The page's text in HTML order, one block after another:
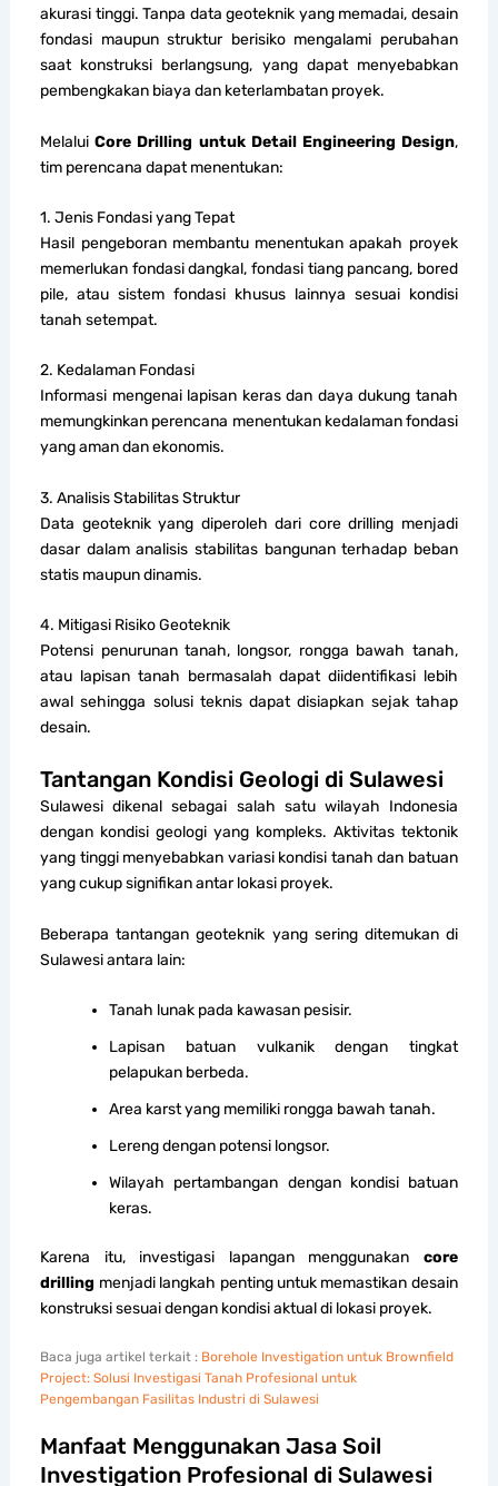
akurasi tinggi. Tanpa data geoteknik yang memadai, desain
fondasi maupun struktur berisiko mengalami perubahan
saat konstruksi berlangsung, yang dapat menyebabkan
pembengkakan biaya dan keterlambatan proyek.
MelaluiCore Drilling untuk Detail Engineering Design,
tim perencana dapat menentukan:
1. Jenis Fondasi yang Tepat
Hasil pengeboran membantu menentukan apakah proyek
memerlukan fondasi dangkal, fondasi tiang pancang, bored
pile, atau sistem fondasi khusus lainnya sesuai kondisi
tanah setempat.
2. Kedalaman Fondasi
Informasi mengenai lapisan keras dan daya dukung tanah
memungkinkan perencana menentukan kedalaman fondasi
yang aman dan ekonomis.
3. Analisis Stabilitas Struktur
Data geoteknik yang diperoleh dari core drilling menjadi
dasar dalam analisis stabilitas bangunan terhadap beban
statis maupun dinamis.
4. Mitigasi Risiko Geoteknik
Potensi penurunan tanah, longsor, rongga bawah tanah,
atau lapisan tanah bermasalah dapat diidentifikasi lebih
awal sehingga solusi teknis dapat disiapkan sejak tahap
desain.
Tantangan Kondisi Geologi di Sulawesi
Sulawesi dikenal sebagai salah satu wilayah Indonesia
dengan kondisi geologi yang kompleks. Aktivitas tektonik
yang tinggi menyebabkan variasi kondisi tanah dan batuan
yang cukup signifikan antar lokasi proyek.
Beberapa tantangan geoteknik yang sering ditemukan di
Sulawesi antara lain:
Tanah lunak pada kawasan pesisir.
Lapisan batuan vulkanik dengan tingkat
pelapukan berbeda.
Area karst yang memiliki rongga bawah tanah.
Lereng dengan potensi longsor.
Wilayah pertambangan dengan kondisi batuan
keras.
Karena itu, investigasi lapangan menggunakan core
drilling menjadi langkah penting untuk memastikan desain
konstruksi sesuai dengan kondisi aktual di lokasi proyek.
Baca juga artikel terkait : Borehole Investigation untuk Brownfield
Project: Solusi Investigasi Tanah Profesional untuk
Pengembangan Fasilitas Industri di Sulawesi
Manfaat Menggunakan Jasa Soil
Investigation Profesional di Sulawesi